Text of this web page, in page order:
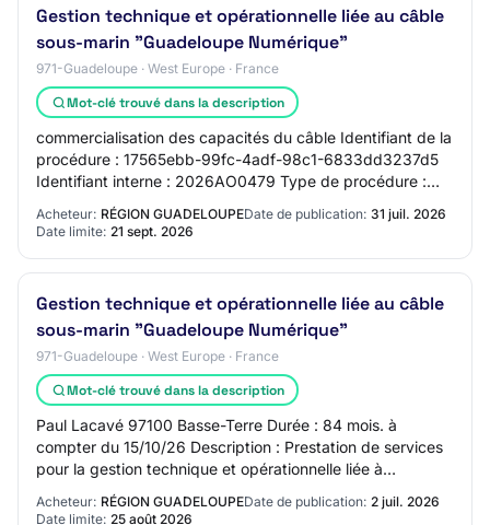
Gestion technique et opérationnelle liée au câble
sous-marin "Guadeloupe Numérique"
971-Guadeloupe · West Europe · France
Mot-clé trouvé dans la description
commercialisation des capacités du câble Identifiant de la
procédure : 17565ebb-99fc-4adf-98c1-6833dd3237d5
Identifiant interne : 2026AO0479 Type de procédure :
Ouverte La procédure est accélérée : n…
Acheteur: RÉGION GUADELOUPEDate de publication: 31 juil. 2026
Date limite: 21 sept. 2026
Gestion technique et opérationnelle liée au câble
sous-marin "Guadeloupe Numérique"
971-Guadeloupe · West Europe · France
Mot-clé trouvé dans la description
Paul Lacavé 97100 Basse-Terre Durée : 84 mois. à
compter du 15/10/26 Description : Prestation de services
pour la gestion technique et opérationnelle liée à
l'exploitation du système de câble sous-ma…
Acheteur: RÉGION GUADELOUPEDate de publication: 2 juil. 2026
Date limite: 25 août 2026